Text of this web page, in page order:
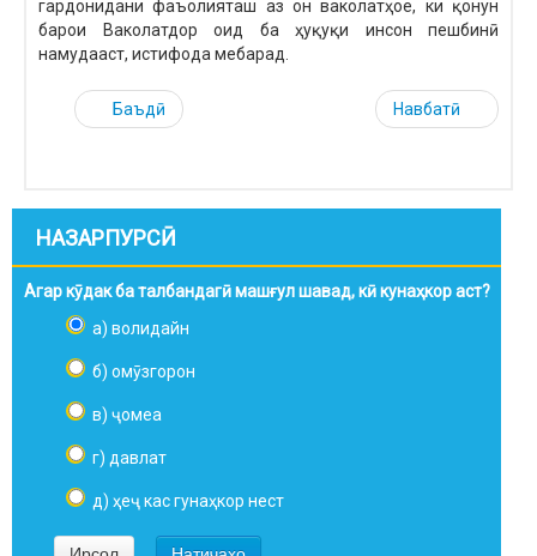
гардонидани фаъолияташ аз он ваколатҳое, ки қонун
барои Ваколатдор оид ба ҳуқуқи инсон пешбинӣ
намудааст, истифода мебарад.
Баъдӣ Навбатӣ
НАЗАРПУРСӢ
Агар кӯдак ба талбандагӣ машғул шавад, кӣ кунаҳкор аст?
а) волидайн
б) омӯзгорон
в) ҷомеа
г) давлат
д) ҳеҷ кас гунаҳкор нест